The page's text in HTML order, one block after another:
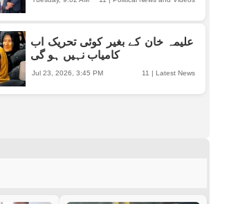
علیمہ خان کے بغیر کوئی تحریک اب
کامیاب نہیں ہو گی
11 | Latest News
Jul 23, 2026, 3:45 PM